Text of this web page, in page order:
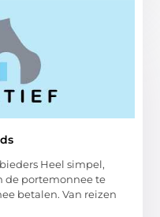
Heel simpel,
de portemonnee te
betalen. Van reizen